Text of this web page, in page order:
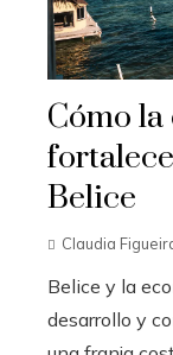
Cómo
Belice
Claudia
Belice y la
desarrollo y